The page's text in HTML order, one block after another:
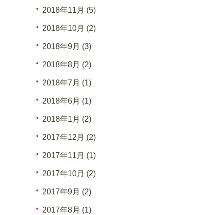
2018年11月 (5)
2018年10月 (2)
2018年9月 (3)
2018年8月 (2)
2018年7月 (1)
2018年6月 (1)
2018年1月 (2)
2017年12月 (2)
2017年11月 (1)
2017年10月 (2)
2017年9月 (2)
2017年8月 (1)